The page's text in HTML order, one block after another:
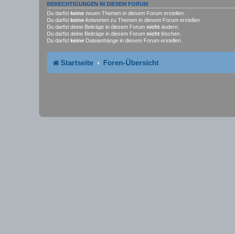
BERECHTIGUNGEN IN DIESEM FORUM
Du darfst keine neuen Themen in diesem Forum erstellen.
Du darfst keineAntworten zu Themen in diesem Forum erstellen.
Du darfst deine Beiträge in diesem Forum nicht ändern.
Du darfst deine Beiträge in diesem Forum nicht löschen.
Du darfst keine Dateianhänge in diesem Forum erstellen.
Startseite Foren-Übersicht